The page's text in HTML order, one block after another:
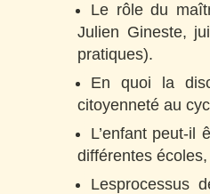
Le rôle du
Julien Gineste,
pratiques).
En quoi la
citoyenneté au
L’enfant peut-il
différentes
Lesprocessus